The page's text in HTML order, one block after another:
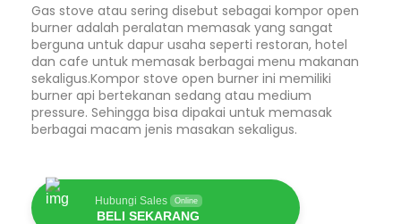
Gas stove atau sering disebut sebagai kompor open
burner adalah peralatan memasak yang sangat
berguna untuk dapur usaha seperti restoran, hotel
dan cafe untuk memasak berbagai menu makanan
sekaligus.Kompor stove open burner ini memiliki
burner api bertekanan sedang atau medium
pressure. Sehingga bisa dipakai untuk memasak
berbagai macam jenis masakan sekaligus.
Hubungi Sales Online
BELI SEKARANG